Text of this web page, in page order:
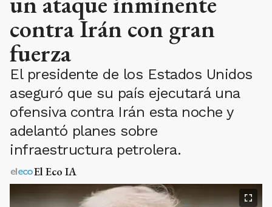
contra Irán con gran
fuerza
El presidente de los Estados Unidos
aseguró que su país ejecutará una
ofensiva contra Irán esta noche y
adelantó planes sobre
infraestructura petrolera.
El Eco IA